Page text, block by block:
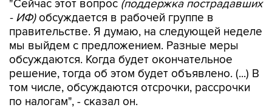
"Сейчас этот вопрос (поддержка пострадавших
- ИФ)обсуждается в рабочей группе в
правительстве. Я думаю, на следующей неделе
мы выйдем с предложением. Разные меры
обсуждаются. Когда будет окончательное
решение, тогда об этом будет объявлено. (...) В
том числе, обсуждаются отсрочки, рассрочки
по налогам", - сказал он.